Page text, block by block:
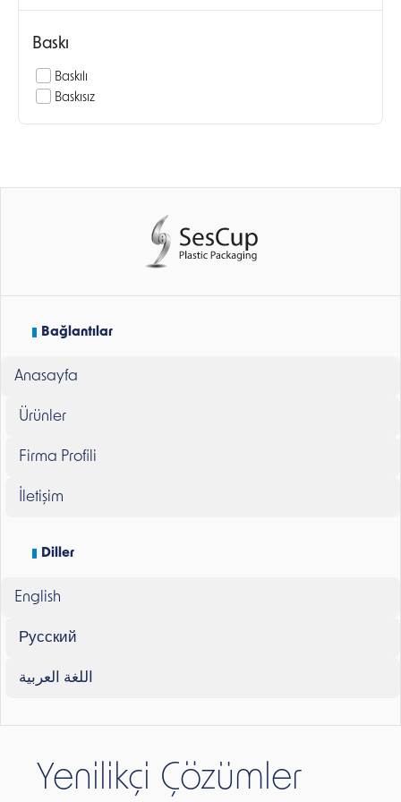
Baskı
Baskılı
Baskısız
Bağlantılar
Anasayfa
Ürünler
Firma Profili
İletişim
Diller
English
Русский
اللغة العربية
Yenilikçi Çözümler